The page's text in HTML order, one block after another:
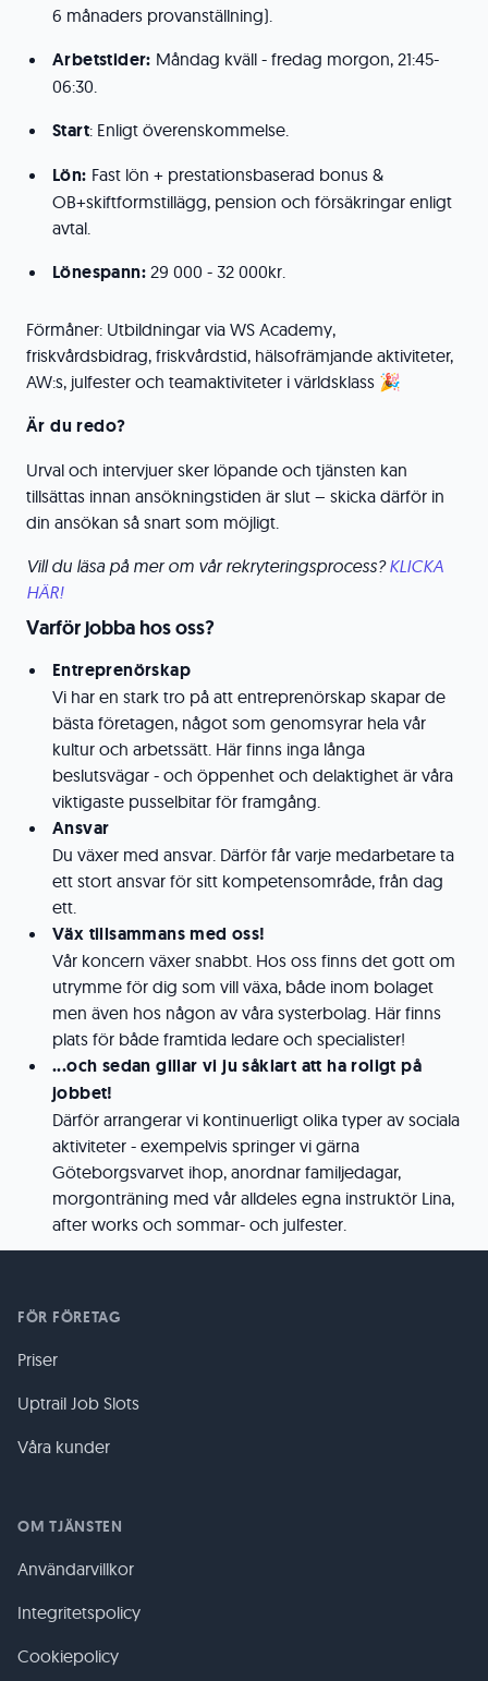
6 månaders provanställning).
Arbetstider: Måndag kväll - fredag morgon, 21:45-
06:30.
Start: Enligt överenskommelse.
Lön: Fast lön + prestationsbaserad bonus &
OB+skiftformstillägg, pension och försäkringar enligt
avtal.
Lönespann: 29 000 - 32 000kr.
Förmåner: Utbildningar via WS Academy,
friskvårdsbidrag, friskvårdstid, hälsofrämjande aktiviteter,
AW:s, julfester och teamaktiviteter i världsklass 🎉
Är du redo?
Urval och intervjuer sker löpande och tjänsten kan
tillsättas innan ansökningstiden är slut – skicka därför in
din ansökan så snart som möjligt.
Vill du läsa på mer om vår rekryteringsprocess? KLICKA
HÄR!
Varför jobba hos oss?
Entreprenörskap
Vi har en stark tro på att entreprenörskap skapar de
bästa företagen, något som genomsyrar hela vår
kultur och arbetssätt. Här finns inga långa
beslutsvägar - och öppenhet och delaktighet är våra
viktigaste pusselbitar för framgång.
Ansvar
Du växer med ansvar. Därför får varje medarbetare ta
ett stort ansvar för sitt kompetensområde, från dag
ett.
Väx tillsammans med oss!
Vår koncern växer snabbt. Hos oss finns det gott om
utrymme för dig som vill växa, både inom bolaget
men även hos någon av våra systerbolag. Här finns
plats för både framtida ledare och specialister!
...och sedan gillar vi ju såklart att ha roligt på
jobbet!
Därför arrangerar vi kontinuerligt olika typer av sociala
aktiviteter - exempelvis springer vi gärna
Göteborgsvarvet ihop, anordnar familjedagar,
morgonträning med vår alldeles egna instruktör Lina,
after works och sommar- och julfester.
FÖR FÖRETAG
Priser
Uptrail Job Slots
Våra kunder
OM TJÄNSTEN
Användarvillkor
Integritetspolicy
Cookiepolicy